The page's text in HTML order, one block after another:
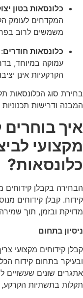
כלונסאות בטון
המקדחים לעומק
משמשים לרוב
כלונסאות חודרים
עמוקה במיוחד,
הקרקעיות אינן
בחירת סוג הכלונסאות
המבנה ודרישות
איך בוחרים
מקצועי
כלונסאות?
הבחירה בקבלן קידוחים
קידוח. קבלן קידוחים
מדויקת ובזמן, תוך
ניסיון בתחום
קבלן קידוחים מקצועי
ובעיקר בתחום קידוח
אתגרים שונים שעשויים
תקלות בתשתיות הקרקע,